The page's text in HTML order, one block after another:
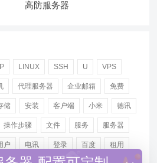
高防服务器
IP LINUX SSH U VPS
代理服务器 企业邮箱 免费
储 安装 客户端 小米 德讯
操作步骤 文件 服务 服务器
户 电讯 登录 百度 租用